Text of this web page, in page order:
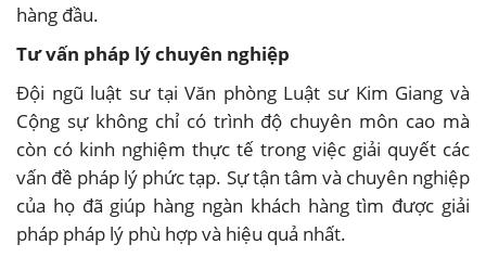
hàng đầu.
Tư vấn pháp lý chuyên nghiệp
Đội ngũ luật sư tại Văn phòng Luật sư Kim Giang và
Cộng sự không chỉ có trình độ chuyên môn cao mà
còn có kinh nghiệm thực tế trong việc giải quyết các
vấn đề pháp lý phức tạp. Sự tận tâm và chuyên nghiệp
của họ đã giúp hàng ngàn khách hàng tìm được giải
pháp pháp lý phù hợp và hiệu quả nhất.